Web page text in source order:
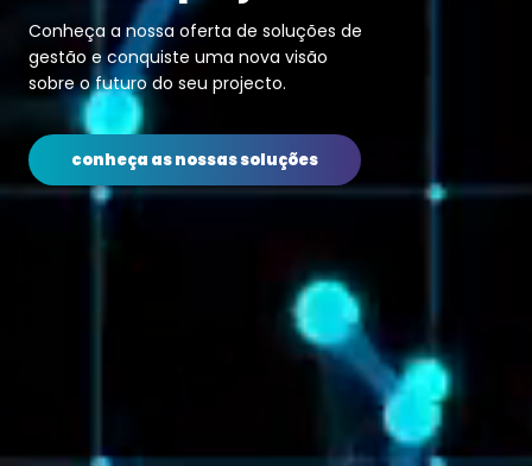
Conheça a nossa oferta de soluções de
gestão e conquiste uma nova visão
sobre o futuro do seu projecto.
conheça as nossas soluções